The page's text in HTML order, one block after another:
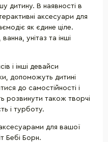
дитину. В наявності в
аксесуари для
як єдине ціле.
унітаз та інші
і інші девайси
допоможуть дитині
до самостійності і
розвинути також творчі
і турботу.
для вашої
Бебі Борн.